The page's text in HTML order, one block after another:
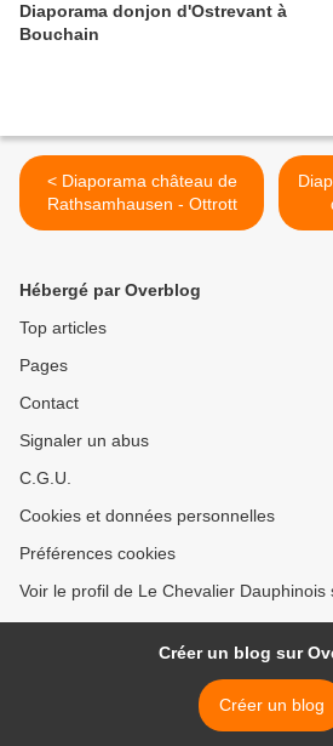
Diaporama donjon d'Ostrevant à
Bouchain
< Diaporama château de
Rathsamhausen - Ottrott
Hébergé par Overblog
Top articles
Pages
Contact
Signaler un abus
C.G.U.
Cookies et données personnelles
Préférences cookies
Voir le profil de Le Chevalier Dauphinois
Créer un blog sur
Créer un blog